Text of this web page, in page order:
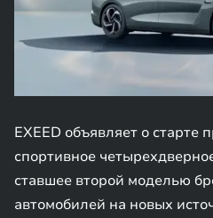
EXEED объявляет о старте
спортивное
ставшее второй моделью
автомобилей на новых